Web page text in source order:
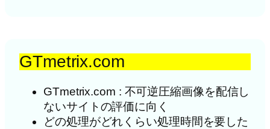
GTmetrix.com
GTmetrix.com : 不可逆圧縮画像を配信し
ないサイトの評価に向く
どの処理がどれくらい処理時間を要した